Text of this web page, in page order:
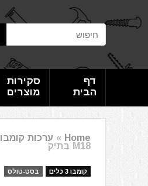
דף
הבית
סקירות
מוצרים
Home
» ערכות קומבו 3 כלים ויותר
M18 בתיק
קומבו 3 כלים בסט-טולס